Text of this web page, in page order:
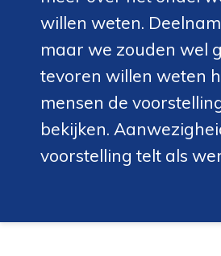
willen weten.
maar we zouden wel
tevoren willen weten
mensen de
bekijken.
voorstelling telt als